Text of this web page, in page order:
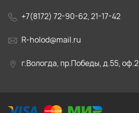
+7(8172) 72-90-62, 21-17-42
R-holod@mail.ru
г.Вологда, пр.Победы, д.55, оф.2